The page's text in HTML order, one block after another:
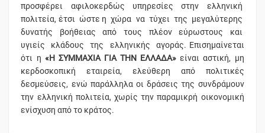
προσφέρει αφιλοκερδώς υπηρεσίες στην ελληνική
πολιτεία, έτσι ώστε η χώρα να τύχει της μεγαλύτερης
δυνατής βοήθειας από τους πλέον εύρωστους και
υγιείς κλάδους της ελληνικής αγοράς. Επισημαίνεται
ότι η «Η ΣΥΜΜΑΧΙΑ ΓΙΑ ΤΗΝ ΕΛΛΑΔΑ» είναι αστική, μη
κερδοσκοπική εταιρεία, ελεύθερη από πολιτικές
δεσμεύσεις, ενώ παράλληλα οι δράσεις της συνδράμουν
την ελληνική πολιτεία, χωρίς την παραμικρή οικονομική
ενίσχυση από το κράτος.